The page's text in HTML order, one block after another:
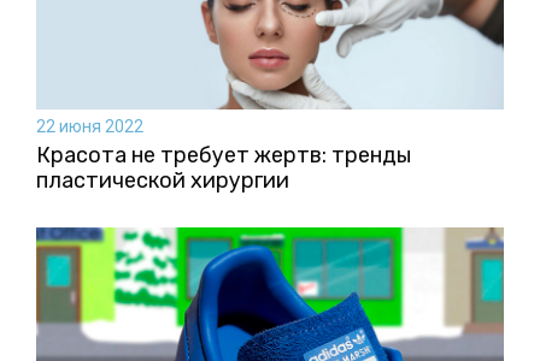
22 июня 2022
Красота не требует жертв: тренды
пластической хирургии